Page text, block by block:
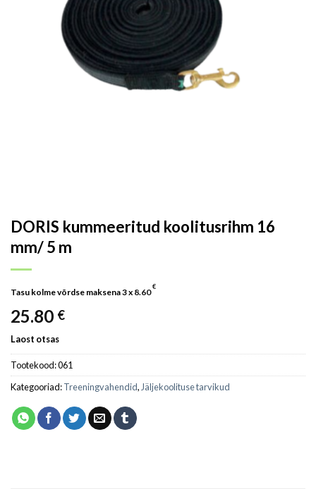
DORIS kummeeritud koolitusrihm 16
mm/ 5 m
Tasu kolme võrdse maksena 3 x 8.60
€
25.80 €
Laost otsas
Tootekood:061
Kategooriad:Treeningvahendid, Jäljekoolituse tarvikud